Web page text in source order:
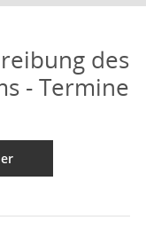
des
- Termine